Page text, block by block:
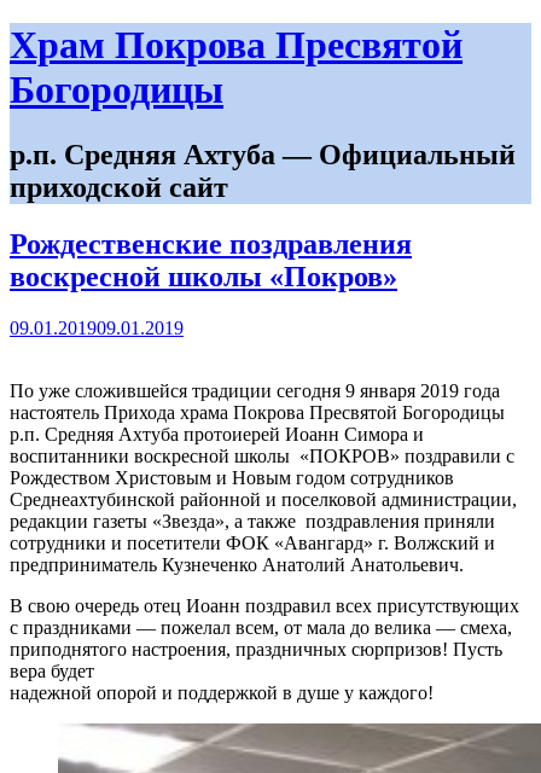
Храм Покрова Пресвятой
Богородицы
р.п. Средняя Ахтуба — Официальный
приходской сайт
Рождественские поздравления
воскресной школы «Покров»
09.01.201909.01.2019
По уже сложившейся традиции сегодня 9 января 2019 года
настоятель Прихода храма Покрова Пресвятой Богородицы
р.п. Средняя Ахтуба протоиерей Иоанн Симора и
воспитанники воскресной школы «ПОКРОВ» поздравили с
Рождеством Христовым и Новым годом сотрудников
Среднеахтубинской районной и поселковой администрации,
редакции газеты «Звезда», а также поздравления приняли
сотрудники и посетители ФОК «Авангард» г. Волжский и
предприниматель Кузнеченко Анатолий Анатольевич.
В свою очередь отец Иоанн поздравил всех присутствующих
с праздниками — пожелал всем, от мала до велика — смеха,
приподнятого настроения, праздничных сюрпризов! Пусть
вера будет
надежной опорой и поддержкой в душе у каждого!